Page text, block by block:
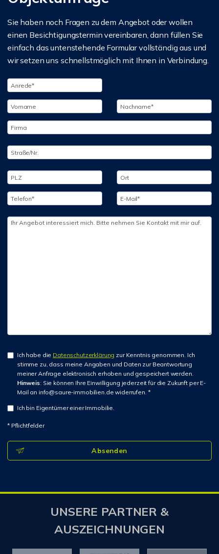
Sie haben noch Fragen zu dem Angebot oder wollen
einen Besichtigungstermin vereinbaren, dann füllen Sie
einfach das untenstehende Formular vollständig aus und
wir setzen uns schnellstmöglich mit Ihnen in Verbindung.
Ich habe die Datenschutzerklärung zur Kenntnis genommen. Ich
stimme zu, dass meine Angaben und Daten zur Beantwortung
meiner Anfrage elektronisch erhoben und gespeichert werden.
Hinweis: Sie können Ihre Einwilligung jederzeit für die Zukunft per E-
Mail an info@saure-immobilien.de widerrufen. *
Ich bin Eigentümer einer Immobilie.
* Pflichtfelder
Absenden
UNSERE PARTNER &
AUSZEICHNUNGEN